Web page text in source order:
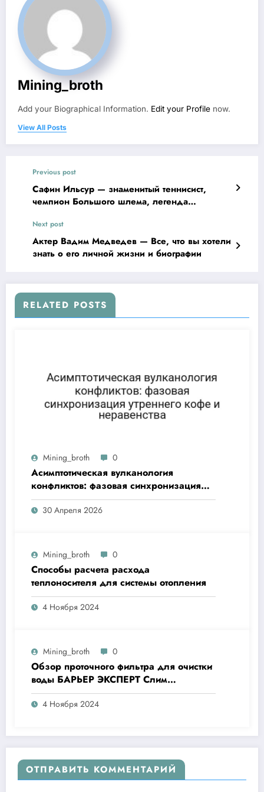
Mining_broth
Add your Biographical Information. Edit your Profile now.
View All Posts
Previous post
Сафин Ильсур — знаменитый теннисист,
чемпион Большого шлема, легенда
достижения, интересные факты
Next post
Актер Вадим Медведев — Все, что вы хотели
знать о его личной жизни и биографии
RELATED POSTS
Mining_broth 0
Асимптотическая вулканология
конфликтов: фазовая синхронизация
утреннего кофе и неравенства
30 Апреля 2026
Mining_broth 0
Способы расчета расхода
теплоносителя для системы отопления
4 Ноября 2024
Mining_broth 0
Обзор проточного фильтра для очистки
воды БАРЬЕР ЭКСПЕРТ Слим
Жесткость
4 Ноября 2024
ОТПРАВИТЬ КОММЕНТАРИЙ